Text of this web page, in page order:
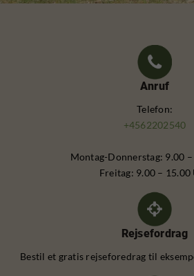
Anruf
Telefon:
+4562202540
Montag-Donnerstag: 9.00
Freitag: 9.00 – 15.00
Rejsefordrag
Bestil et gratis rejseforedrag til